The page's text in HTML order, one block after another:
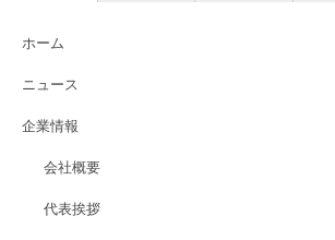
ホーム
ニュース
企業情報
会社概要
代表挨拶